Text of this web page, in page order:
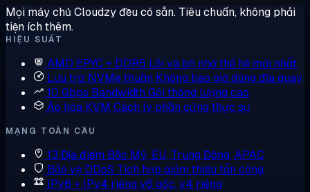
Mọi máy chủ Cloudzy đều có sẵn. Tiêu chuẩn, không phải
tiện ích thêm.
HIỆU SUẤT
AMD EPYC + DDR5 Lõi và bộ nhớ thế hệ mới nhất
Lưu trữ NVMe thuần Không bao giờ dùng đĩa quay
10 Gbps Bandwidth Gói thông lượng cao
Ảo hóa KVM Cách ly phần cứng thực sự
MẠNG TOÀN CẦU
13 Địa điểm Bắc Mỹ, EU, Trung Đông, APAC
Bảo vệ DDoS Tích hợp giảm thiểu tấn công
IPv6 + IPv4 riêng v6 gốc, v4 riêng